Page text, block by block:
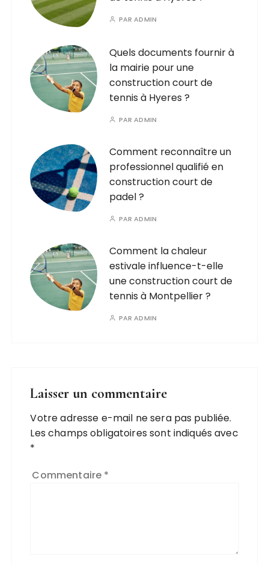
PARADMIN
Quels documents fournir à
la mairie pour une
construction court de
tennis à Hyeres ?
PARADMIN
Comment reconnaître un
professionnel qualifié en
construction court de
padel ?
PARADMIN
Comment la chaleur
estivale influence-t-elle
une construction court de
tennis à Montpellier ?
PARADMIN
Laisser un commentaire
Votre adresse e-mail ne sera pas publiée.
Les champs obligatoires sont indiqués avec
*
Commentaire *
A
l
t
r